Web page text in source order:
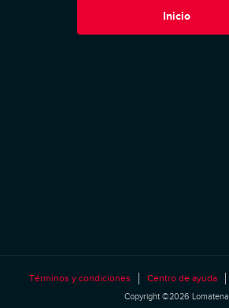
Inicio
Términos y condiciones Centro de ayuda
Copyright ©2026 Lomatena